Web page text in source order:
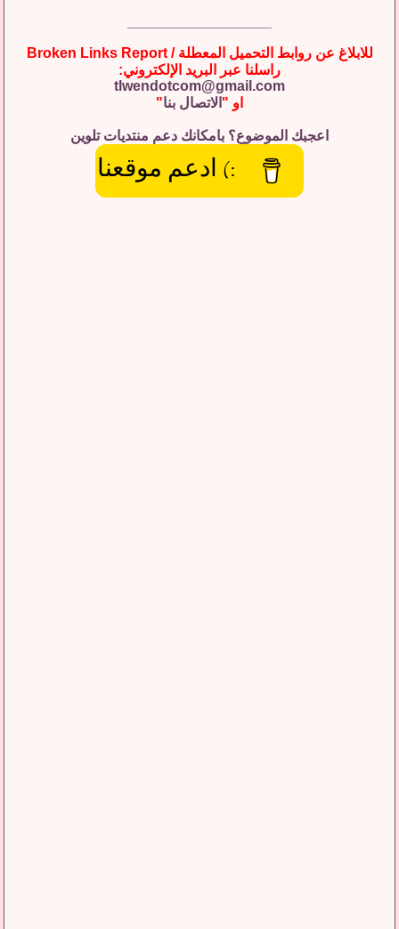
للابلاغ عن روابط التحميل المعطلة / Broken Links Report
راسلنا عبر البريد الإلكتروني:
tlwendotcom@gmail.com
او " الاتصال بنا"
اعجبك الموضوع؟ بامكانك دعم منتديات تلوين
:) ادعم موقعنا